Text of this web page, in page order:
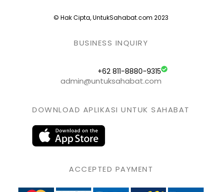
© Hak Cipta, UntukSahabat.com 2023
BUSINESS INQUIRY
+62 811-8880-9315
admin@untuksahabat.com
DOWNLOAD APLIKASI UNTUK SAHABAT
ACCEPTED PAYMENT